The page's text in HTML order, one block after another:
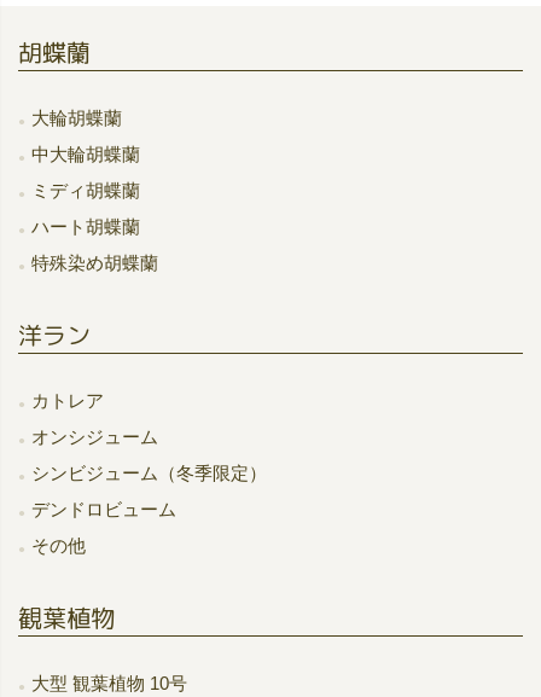
胡蝶蘭
大輪胡蝶蘭
中大輪胡蝶蘭
ミディ胡蝶蘭
ハート胡蝶蘭
特殊染め胡蝶蘭
洋ラン
カトレア
オンシジューム
シンビジューム（冬季限定）
デンドロビューム
その他
観葉植物
大型 観葉植物 10号